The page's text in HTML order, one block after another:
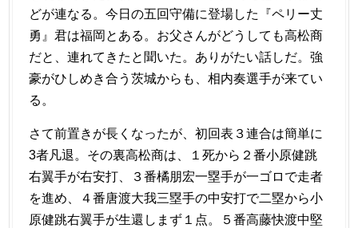
どが連なる。今日の五回守備に登場した『ペリー丈
勇』君は福岡とある。お父さんがどうしても高松商
だと、連れてきたと聞いた。ありがたい話しだ。強
豪がひしめき合う茨城からも、相内奏選手が来てい
る。
さて前置きが長くなったが、初回表３連合は簡単に
3者凡退。その裏高松商は、１死から２番小原健跳
右翼手が右安打、３番橘朋宏一塁手が一ゴロで走者
を進め、４番唐渡大我三塁手の中安打で二塁から小
原健跳右翼手が生還しまず１点。５番高藤快渡中堅